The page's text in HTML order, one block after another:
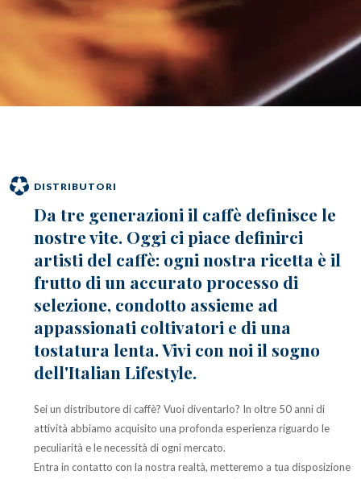
caffè
Cappuccino Italiano:
Latte Art
Coffeexperts
AZIENDA
Contatti
DISTRIBUTORI
Da tre generazioni il caffè definisce le
nostre vite. Oggi ci piace definirci
artisti del caffè: ogni nostra ricetta è il
frutto di un accurato processo di
selezione, condotto assieme ad
appassionati coltivatori e di una
tostatura lenta. Vivi con noi il sogno
dell'Italian Lifestyle.
Sei un distributore di caffè? Vuoi diventarlo? In oltre 50 anni di
attività abbiamo acquisito una profonda esperienza riguardo le
peculiarità e le necessità di ogni mercato.
Entra in contatto con la nostra realtà, metteremo a tua disposizione